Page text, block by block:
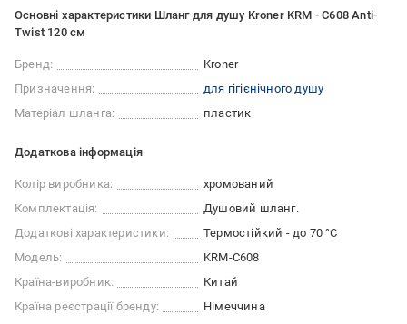
Основні характеристики Шланг для душу Kroner KRM - C608 Anti-
Twist 120 см
Бренд:
Kroner
Призначення:
для гігієнічного душу
Матеріал шланга:
пластик
Додаткова інформація
Колір виробника:
хромований
Комплектація:
Душовий шланг.
Додаткові характеристики:
Термостійкий - до 70 °C
Модель:
KRM-C608
Країна-виробник:
Китай
Країна реєстрації бренду:
Німеччина